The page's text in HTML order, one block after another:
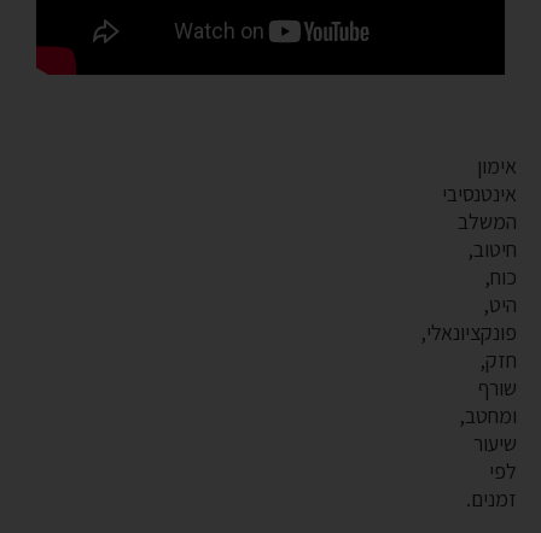
אימון
אינטנסיבי
המשלב
חיטוב,
כוח,
היט,
פונקציונאלי,
חזק,
שורף
ומחטב,
שיעור
לפי
זמנים.